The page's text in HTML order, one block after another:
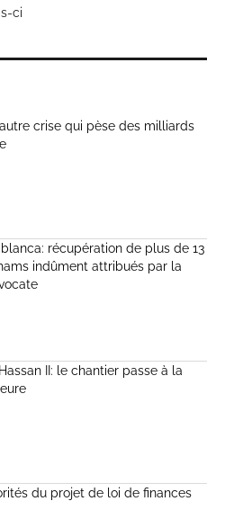
ci
crise qui pèse des milliards
récupération de plus de 13
indûment attribués par la
II: le chantier passe à la
du projet de loi de finances